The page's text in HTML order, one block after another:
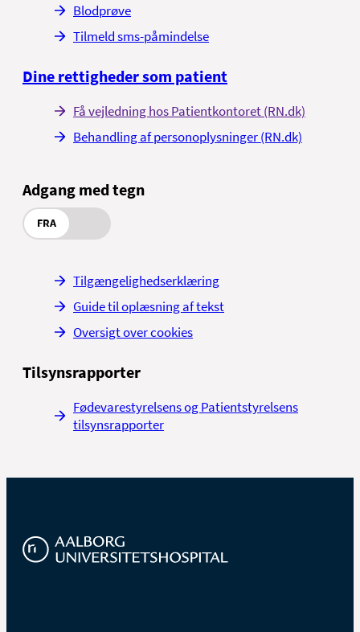
Blodprøve
Tilmeld sms-påmindelse
Dine rettigheder som patient
Få vejledning hos Patientkontoret (RN.dk)
Behandling af personoplysninger (RN.dk)
Adgang med tegn
FRA
Tilgængelighedserklæring
Guide til oplæsning af tekst
Oversigt over cookies
Tilsynsrapporter
Fødevarestyrelsens og Patientstyrelsens
tilsynsrapporter